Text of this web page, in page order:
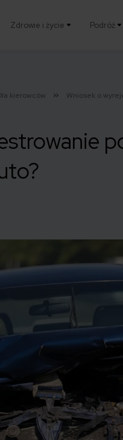
Zdrowie i życie Podróż
kierowców Wniosek o